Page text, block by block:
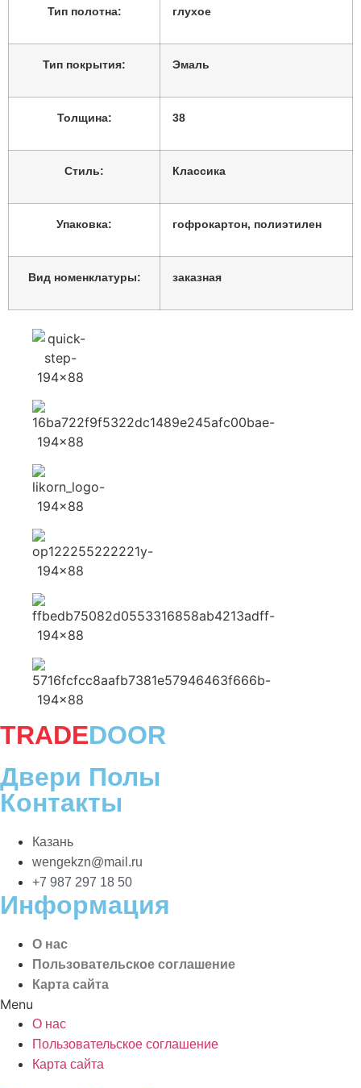
Тип полотна: глухое
Тип покрытия: Эмаль
Толщина: 38
Стиль: Классика
Упаковка: гофрокартон, полиэтилен
Вид номенклатуры: заказная
TRADEDOOR
Двери Полы
Контакты
Казань
wengekzn@mail.ru
+7 987 297 18 50
Информация
О нас
Пользовательское соглашение
Карта сайта
Menu
О нас
Пользовательское соглашение
Карта сайта